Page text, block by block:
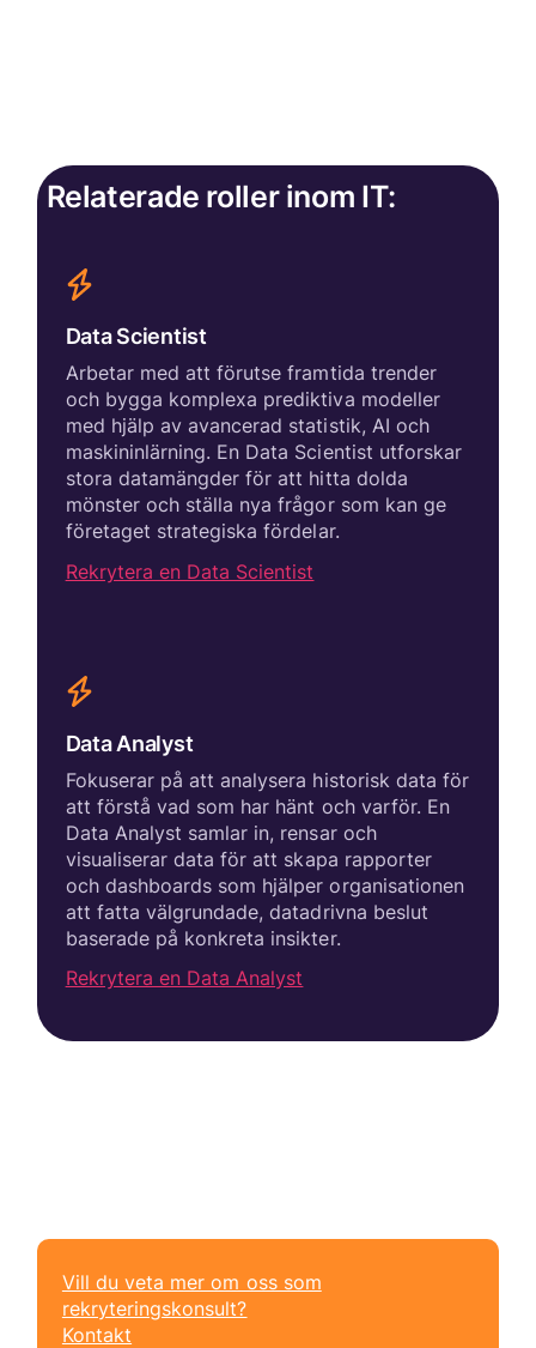
Relaterade roller inom IT:
Data Scientist
Arbetar med att förutse framtida trender
och bygga komplexa prediktiva modeller
med hjälp av avancerad statistik, AI och
maskininlärning. En Data Scientist utforskar
stora datamängder för att hitta dolda
mönster och ställa nya frågor som kan ge
företaget strategiska fördelar.
Rekrytera en Data Scientist
Data Analyst
Fokuserar på att analysera historisk data för
att förstå vad som har hänt och varför. En
Data Analyst samlar in, rensar och
visualiserar data för att skapa rapporter
och dashboards som hjälper organisationen
att fatta välgrundade, datadrivna beslut
baserade på konkreta insikter.
Rekrytera en Data Analyst
Vill du veta mer om oss som
rekryteringskonsult?
Kontakt